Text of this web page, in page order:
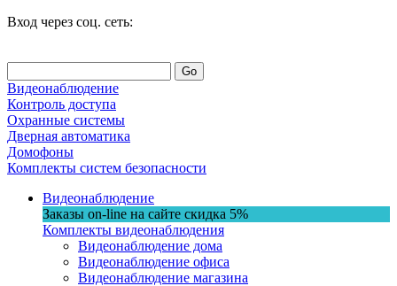
Вход через соц. сеть:
Go
Видеонаблюдение
Контроль доступа
Охранные системы
Дверная автоматика
Домофоны
Комплекты систем безопасности
Видеонаблюдение
Заказы on-line на сaйте скидка 5%
Комплекты видеонаблюдения
Видеонаблюдение дома
Видеонаблюдение офиса
Видеонаблюдение магазина